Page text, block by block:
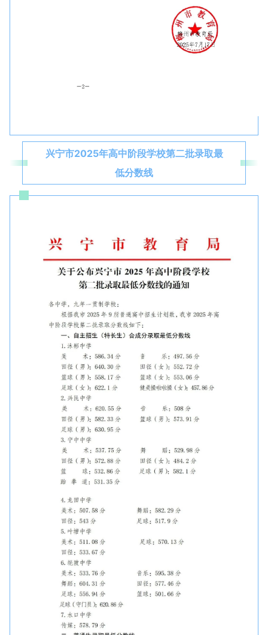
兴宁市2025年高中阶段学校第二批录取最
低分数线